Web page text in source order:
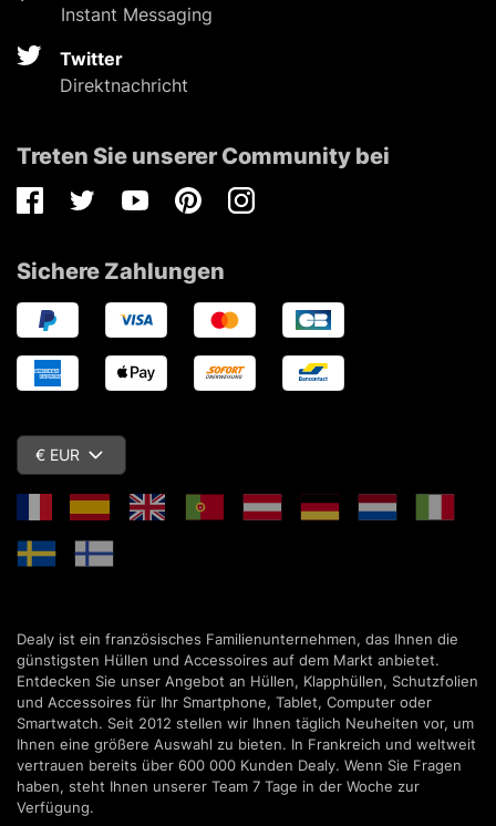
Instant Messaging
Twitter
Direktnachricht
Treten Sie unserer Community bei
FacebookTwitterYoutubePinterestInstagram
Sichere Zahlungen
€ EUR
Dealy ist ein französisches Familienunternehmen, das Ihnen die
günstigsten Hüllen und Accessoires auf dem Markt anbietet.
Entdecken Sie unser Angebot an Hüllen, Klapphüllen, Schutzfolien
und Accessoires für Ihr Smartphone, Tablet, Computer oder
Smartwatch. Seit 2012 stellen wir Ihnen täglich Neuheiten vor, um
Ihnen eine größere Auswahl zu bieten. In Frankreich und weltweit
vertrauen bereits über 600 000 Kunden Dealy. Wenn Sie Fragen
haben, steht Ihnen unserer Team 7 Tage in der Woche zur
Verfügung.